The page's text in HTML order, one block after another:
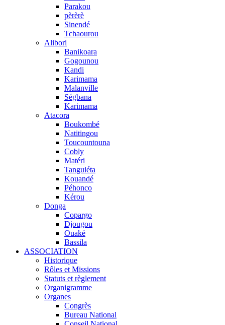
Parakou
pèrèrè
Sinendé
Tchaourou
Alibori
Banikoara
Gogounou
Kandi
Karimama
Malanville
Ségbana
Karimama
Atacora
Boukombé
Natitingou
Toucountouna
Cobly
Matéri
Tanguiéta
Kouandé
Péhonco
Kérou
Donga
Copargo
Djougou
Ouaké
Bassila
ASSOCIATION
Historique
Rôles et Missions
Statuts et règlement
Organigramme
Organes
Congrès
Bureau National